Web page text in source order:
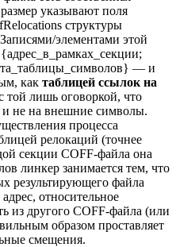
указывают поля
структуры
элементами этой
— и
как таблицей ссылок на
той лишь оговоркой, что
и не на внешние символы.
процесса
релокаций (точнее
секции COFF-файла она
линкер занимается тем, что
результирующего файла
относительное
из другого COFF-файла (или
образом проставляет
смещения.